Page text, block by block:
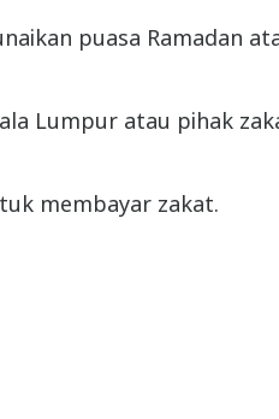
puasa Ramadan
Lumpur atau pihak
membayar zakat.